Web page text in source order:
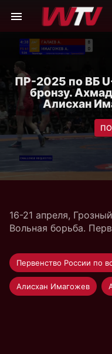
ПР-2025 по ВБ
бронзу.
Алисхан
16-21 апреля,
Вольная борьба.
Алисхан Имагожев